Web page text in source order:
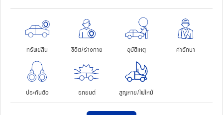
ทรัพย์สิน ชีวิต/ร่างกาย อุบัติเหตุ ค่ารักษา
ประกันตัว รถยนต์ สูญหาย/ไฟไหม้